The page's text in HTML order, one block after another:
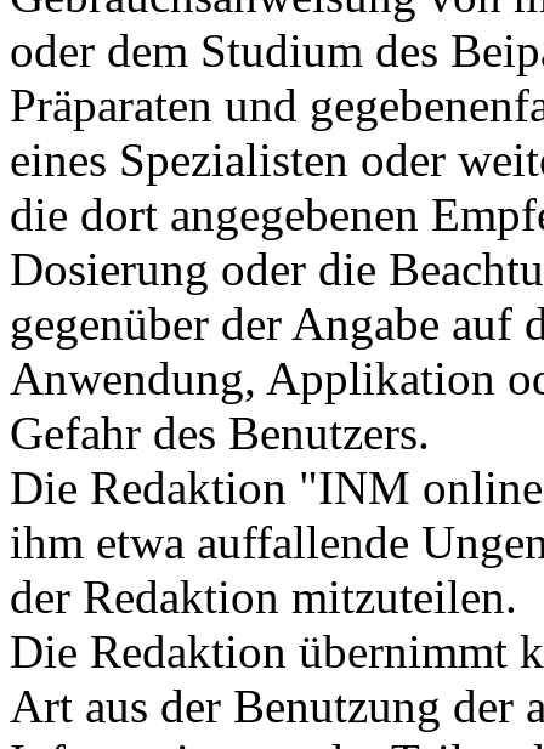
oder dem Studium des
Präparaten und
eines Spezialisten oder
die dort angegebenen
Dosierung oder die
gegenüber der Angabe auf
Anwendung, Applikation
Gefahr des Benutzers.
Die Redaktion "INM
ihm etwa auffallende
der Redaktion mitzuteilen.
Die Redaktion übernimmt
Art aus der Benutzung der